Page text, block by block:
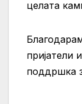
целата
пријатели
поддршка